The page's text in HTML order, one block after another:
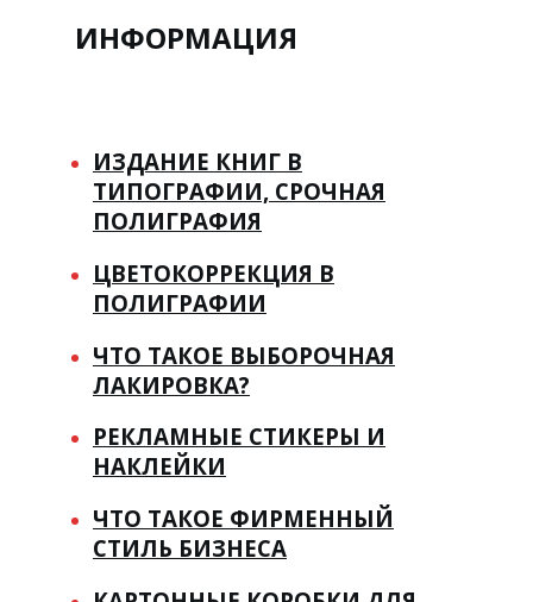
ИНФОРМАЦИЯ
ИЗДАНИЕ КНИГ В
ТИПОГРАФИИ, СРОЧНАЯ
ПОЛИГРАФИЯ
ЦВЕТОКОРРЕКЦИЯ В
ПОЛИГРАФИИ
ЧТО ТАКОЕ ВЫБОРОЧНАЯ
ЛАКИРОВКА?
РЕКЛАМНЫЕ СТИКЕРЫ И
НАКЛЕЙКИ
ЧТО ТАКОЕ ФИРМЕННЫЙ
СТИЛЬ БИЗНЕСА